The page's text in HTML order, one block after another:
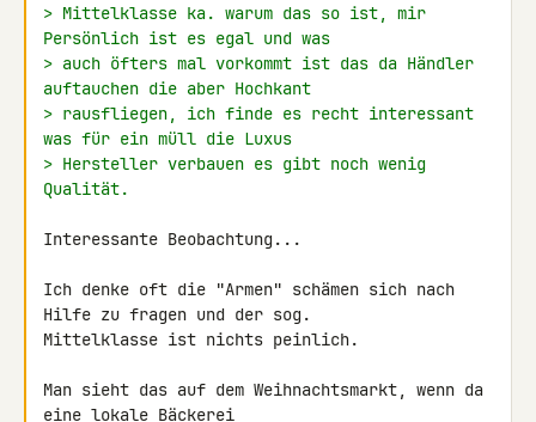
> Mittelklasse ka. warum das so ist, mir
Persönlich ist es egal und was
> auch öfters mal vorkommt ist das da Händler
auftauchen die aber Hochkant
> rausfliegen, ich finde es recht interessant
was für ein müll die Luxus
> Hersteller verbauen es gibt noch wenig
Qualität.
Interessante Beobachtung...
Ich denke oft die "Armen" schämen sich nach
Hilfe zu fragen und der sog.
Mittelklasse ist nichts peinlich.
Man sieht das auf dem Weihnachtsmarkt, wenn da
eine lokale Bäckerei